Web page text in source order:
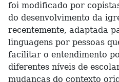
foi modificado por
do desenvolvimento da
recentemente, adaptada
linguagens por pessoas
facilitar o entendimento
diferentes níveis de
mudanças do contexto